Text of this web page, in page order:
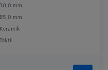
30,0 mm
85,0 mm
Keramik
Taktil